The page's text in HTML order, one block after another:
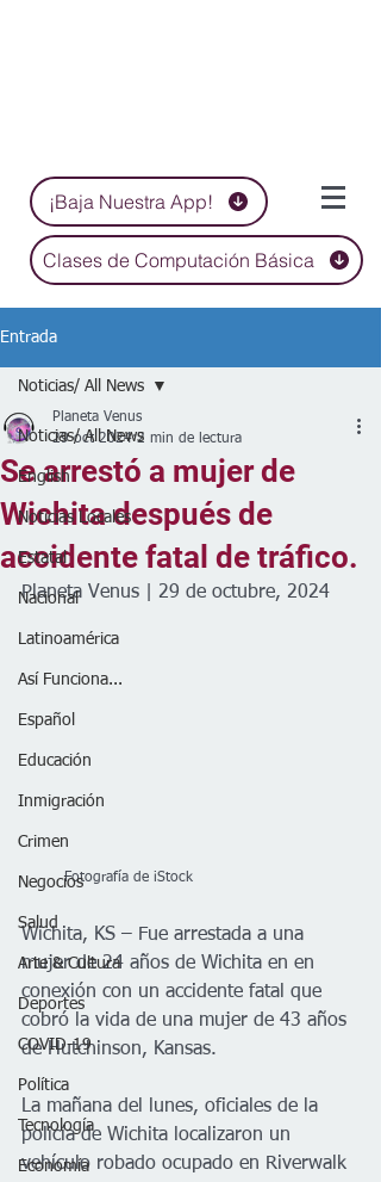
¡Baja Nuestra App!
Clases de Computación Básica
Entrada
Noticias/ All News
English
Noticias Locales
Estatal
Nacional
Latinoamérica
Así Funciona...
Español
Educación
Inmigración
Crimen
Negocios
Salud
Arte & Cultura
Deportes
COVID-19
Política
Tecnología
Economía
Noticias/ All News
Se arrestó a mujer de
Wichita después de
accidente fatal de tráfico.
Planeta Venus
29 oct 2024 2 min de lectura
Planeta Venus | 29 de octubre, 2024
         Fotografía de iStock
Wichita, KS – Fue arrestada a una
mujer de 24 años de Wichita en en
conexión con un accidente fatal que
cobró la vida de una mujer de 43 años
de Hutchinson, Kansas.
La mañana del lunes, oficiales de la
policía de Wichita localizaron un
vehículo robado ocupado en Riverwalk